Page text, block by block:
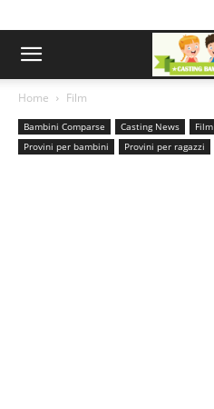
Home Film
Bambini Comparse Casting News Film
Provini per bambini
Provini per ragazzi